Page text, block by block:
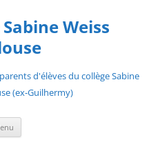
Sabine Weiss
d'élèves du collège Sabine
(ex-Guilhermy)